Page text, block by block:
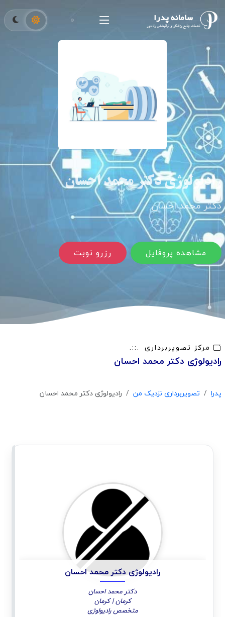
رادیولوژی دکتر محمد احسان
دکتر محمد احسان
رزرو نوبت مشاهده پروفایل
مرکز تصویربرداری
رادیولوژی دکتر محمد احسان
پدرا تصویربرداری نزدیک من رادیولوژی دکتر محمد احسان
رادیولوژی دکتر محمد احسان
دکتر محمد احسان
کرمان | کرمان
متخصص رادیولوژی